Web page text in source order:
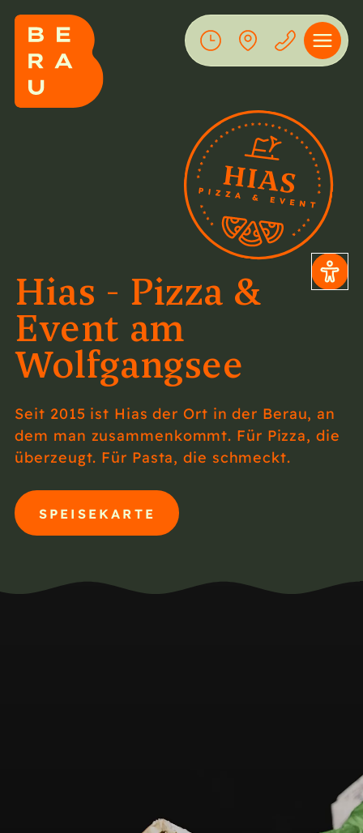
Hias - Pizza &
Event am
Wolfgangsee
Seit 2015 ist Hias der Ort in der Berau, an
dem man zusammenkommt. Für Pizza, die
überzeugt. Für Pasta, die schmeckt.
SPEISEKARTE